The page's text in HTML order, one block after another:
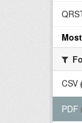
CSV
PDF